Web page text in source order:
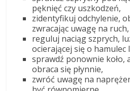
pęknięć czy uszkodzeń,
zidentyfikuj odchylenie,
zwracając uwagę na ruch,
reguluj naciąg szprych,
ocierającej się o hamulec
sprawdź ponownie koło,
obraca się płynnie,
zwróć uwagę na